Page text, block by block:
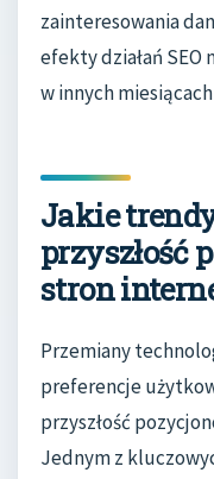
zainteresowania
efekty działań
w innych
Jakie
przyszłość
stron
Przemiany
preferencje
przyszłość
Jednym z